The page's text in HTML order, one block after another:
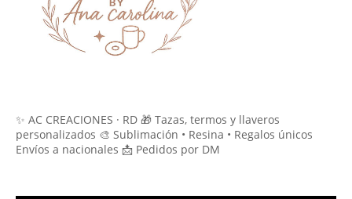
✨ AC CREACIONES · RD 🎁 Tazas, termos y llaveros
personalizados 🎨 Sublimación • Resina • Regalos únicos
Envíos a nacionales 📩 Pedidos por DM